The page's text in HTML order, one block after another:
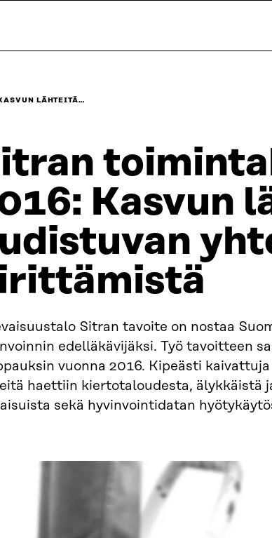
LÄHTEITÄ…
Kasvun
Sitran tavoite on nostaa
edelläkävijäksi. Työ tavoitteen
vuonna 2016. Kipeästi
haettiin kiertotaloudesta, älykkäistä
sekä hyvinvointidatan